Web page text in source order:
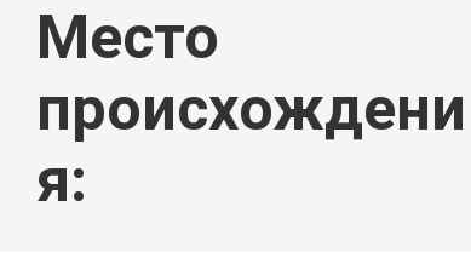
НАС
Место
происхождени
я: